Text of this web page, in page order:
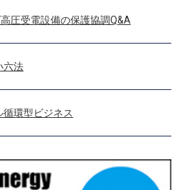
圧受電設備の保護協調Q&A
六法
環型ビジネス